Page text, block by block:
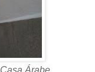
Árabe